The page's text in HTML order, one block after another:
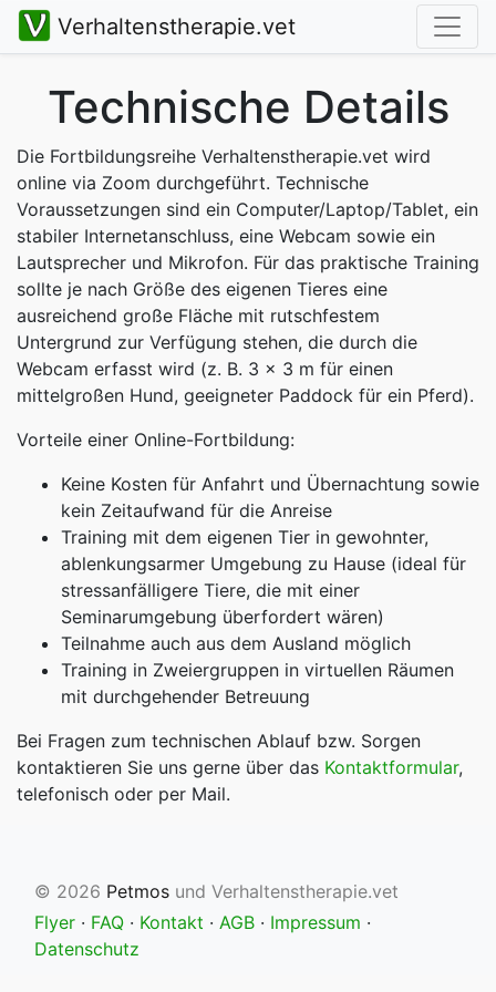
Verhaltenstherapie.vet
Technische Details
Die Fortbildungsreihe Verhaltenstherapie.vet wird
online via Zoom durchgeführt. Technische
Voraussetzungen sind ein Computer/Laptop/Tablet, ein
stabiler Internetanschluss, eine Webcam sowie ein
Lautsprecher und Mikrofon. Für das praktische Training
sollte je nach Größe des eigenen Tieres eine
ausreichend große Fläche mit rutschfestem
Untergrund zur Verfügung stehen, die durch die
Webcam erfasst wird (z. B. 3 x 3 m für einen
mittelgroßen Hund, geeigneter Paddock für ein Pferd).
Vorteile einer Online-Fortbildung:
Keine Kosten für Anfahrt und Übernachtung sowie
kein Zeitaufwand für die Anreise
Training mit dem eigenen Tier in gewohnter,
ablenkungsarmer Umgebung zu Hause (ideal für
stressanfälligere Tiere, die mit einer
Seminarumgebung überfordert wären)
Teilnahme auch aus dem Ausland möglich
Training in Zweiergruppen in virtuellen Räumen
mit durchgehender Betreuung
Bei Fragen zum technischen Ablauf bzw. Sorgen
kontaktieren Sie uns gerne über das Kontaktformular,
telefonisch oder per Mail.
© 2026 Petmos und Verhaltenstherapie.vet
Flyer · FAQ · Kontakt · AGB · Impressum ·
Datenschutz